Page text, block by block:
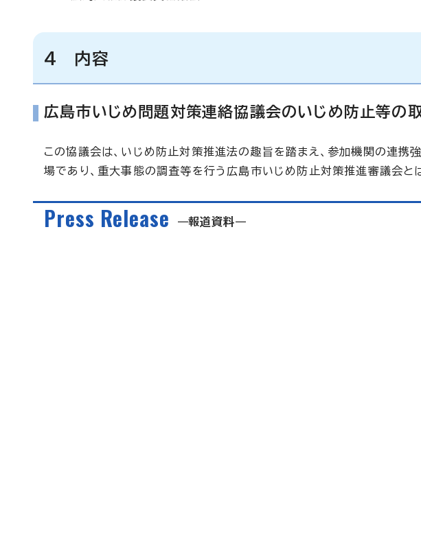
4 内容
広島市いじめ問題対策連絡協議会のいじめ防止等の
この協議会は、いじめ防止対策推進法の趣旨を踏まえ、参加機関の連携
場であり、重大事態の調査等を行う広島市いじめ防止対策推進審議会と
Press Release 報道資料